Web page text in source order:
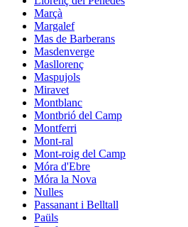
Marçà
Margalef
Mas de Barberans
Masdenverge
Masllorenç
Maspujols
Miravet
Montblanc
Montbrió del Camp
Montferri
Mont-ral
Mont-roig del Camp
Móra d'Ebre
Móra la Nova
Nulles
Passanant i Belltall
Paüls